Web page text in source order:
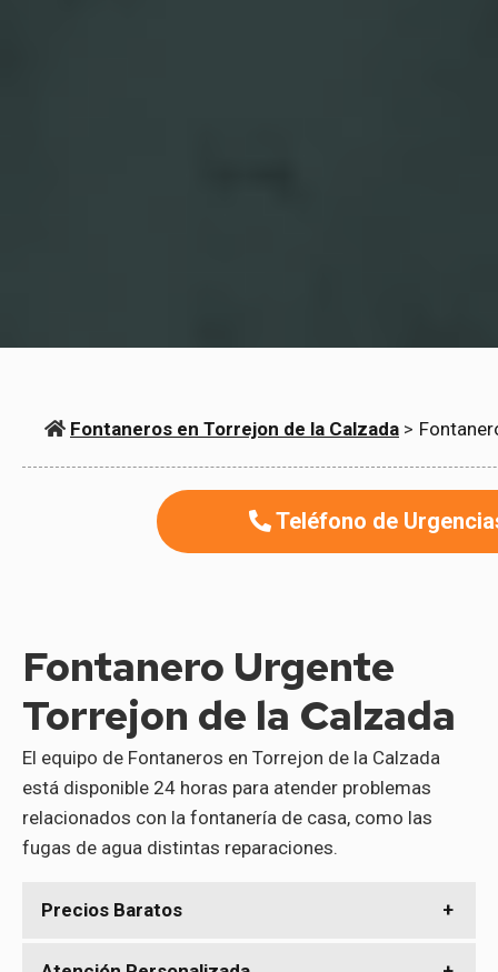
Fontaneros en Torrejon de la Calzada >
Teléfono de
Fontanero Urgente
Torrejon de la Calzada
El equipo de Fontaneros en Torrejon de la Calzada
está disponible 24 horas para atender problemas
relacionados con la fontanería de casa, como las
fugas de agua distintas reparaciones.
Precios Baratos
Tenemos la experiencia, los conocimientos y las